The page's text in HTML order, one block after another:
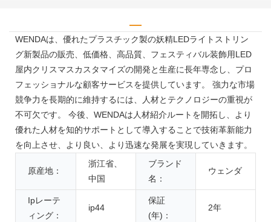
WENDAは、優れたプラスチック製の妖精LEDライトストリン
グ新製品の販売、低価格、高品質、フェスティバル装飾用LED
屋内クリスマスカスタマイズの開発と生産に長年専念し、プロ
フェッショナルな顧客サービスを提供しています。 強力な市場
競争力を長期的に維持するには、人材とテクノロジーの重視が
不可欠です。 今後、WENDAは人材紹介ルートを開拓し、より
優れた人材を知的サポートとして導入することで技術革新能力
を向上させ、より良い、より迅速な発展を実現していきます。
原産地：
浙江省、
中国
ブランド
名：
ウェンダ
Ipレーテ
ィング：
ip44
保証
(年)：
2年